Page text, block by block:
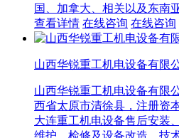
国、加拿大、相关以及东南
查看详情 在线咨询 在线咨询
山西华锐重工机电设备有限
山西华锐重工机电设备有限
西省太原市清徐县，注册资
大连重工机电设备售后安装
维护、检修及设备改造、技